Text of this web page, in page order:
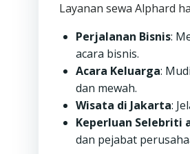
Layanan sewa Alphard
Perjalanan Bisnis:
acara bisnis.
Acara Keluarga:
dan mewah.
Wisata di Jakarta:
Keperluan Selebriti
dan pejabat